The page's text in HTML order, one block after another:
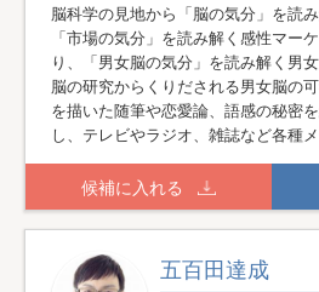
脳科学の見地から「脳の気分」を読
「市場の気分」を読み解く感性マー
り、「男女脳の気分」を読み解く男
脳の研究からくりだされる男女脳の
を描いた随筆や恋愛論、語感の秘密
し、テレビやラジオ、雑誌など各種
候補に入れる
五百田達成